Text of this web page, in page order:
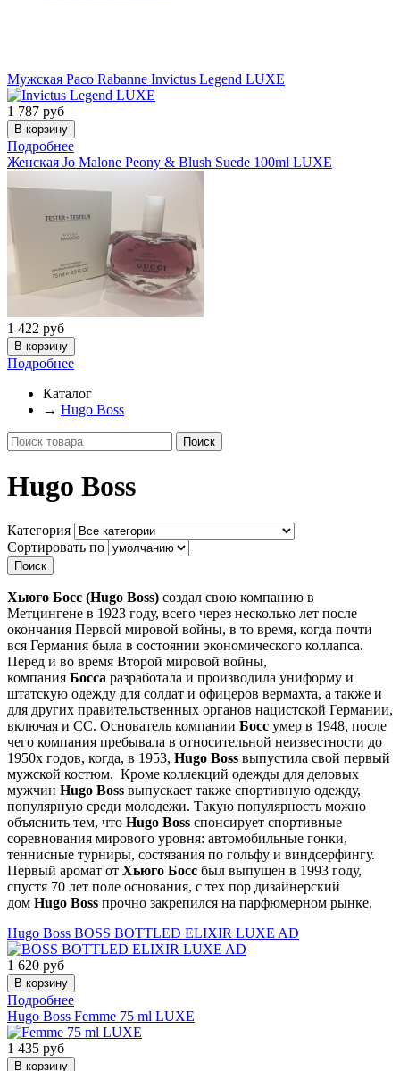
Мужская Paco Rabanne Invictus Legend LUXE
1 787 руб
Подробнее
Женская Jo Malone Peony & Blush Suede 100ml LUXE
1 422 руб
Подробнее
Каталог
→ Hugo Boss
Hugo Boss
Категория
Сортировать по
Хьюго Босс (Hugo Boss) создал свою компанию в
Метцингене в 1923 году, всего через несколько лет после
окончания Первой мировой войны, в то время, когда почти
вся Германия была в состоянии экономического коллапса.
Перед и во время Второй мировой войны,
компания Босса разработала и производила униформу и
штатскую одежду для солдат и офицеров вермахта, а также и
для других правительственных органов нацистской Германии,
включая и СС. Основатель компании Босс умер в 1948, после
чего компания пребывала в относительной неизвестности до
1950х годов, когда, в 1953, Hugo Boss выпустила свой первый
мужской костюм. Кроме коллекций одежды для деловых
мужчин Hugo Boss выпускает также спортивную одежду,
популярную среди молодежи. Такую популярность можно
объяснить тем, что Hugo Boss спонсирует спортивные
соревнования мирового уровня: автомобильные гонки,
теннисные турниры, состязания по гольфу и виндсерфингу.
Первый аромат от Хьюго Босс был выпущен в 1993 году,
спустя 70 лет поле основания, с тех пор дизайнерский
дом Hugo Boss прочно закрепился на парфюмерном рынке.
Hugo Boss BOSS BOTTLED ELIXIR LUXE AD
1 620 руб
Подробнее
Hugo Boss Femme 75 ml LUXE
1 435 руб